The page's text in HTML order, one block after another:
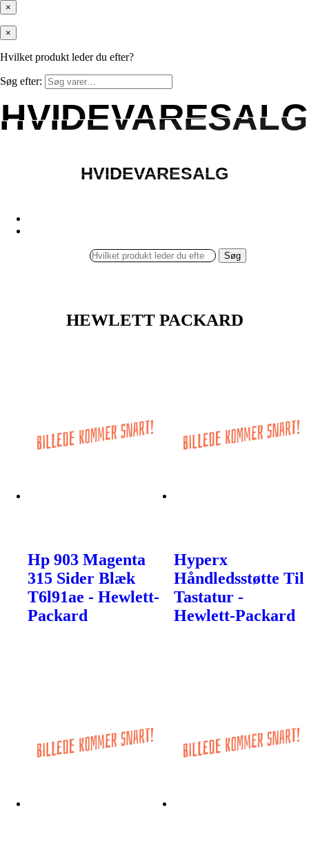
×
×
Hvilket produkt leder du efter?
Søg efter:
HVIDEVARESALG
HVIDEVARESALG
HVIDEVARESALG
HVIDEVARESALG
Søg
HEWLETT PACKARD
Hp 903 Magenta
315 Sider Blæk
T6l91ae - Hewlett-
Packard
Hyperx
Håndledsstøtte Til
Tastatur -
Hewlett-Packard